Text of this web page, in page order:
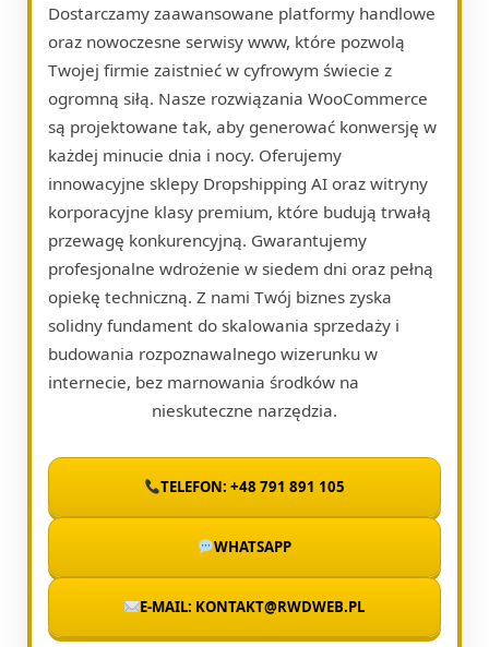
Dostarczamy zaawansowane platformy handlowe
oraz nowoczesne serwisy www, które pozwolą
Twojej firmie zaistnieć w cyfrowym świecie z
ogromną siłą. Nasze rozwiązania WooCommerce
są projektowane tak, aby generować konwersję w
każdej minucie dnia i nocy. Oferujemy
innowacyjne sklepy Dropshipping AI oraz witryny
korporacyjne klasy premium, które budują trwałą
przewagę konkurencyjną. Gwarantujemy
profesjonalne wdrożenie w siedem dni oraz pełną
opiekę techniczną. Z nami Twój biznes zyska
solidny fundament do skalowania sprzedaży i
budowania rozpoznawalnego wizerunku w
internecie, bez marnowania środków na
nieskuteczne narzędzia.
TELEFON: +48 791 891 105
WHATSAPP
E-MAIL: KONTAKT@RWDWEB.PL